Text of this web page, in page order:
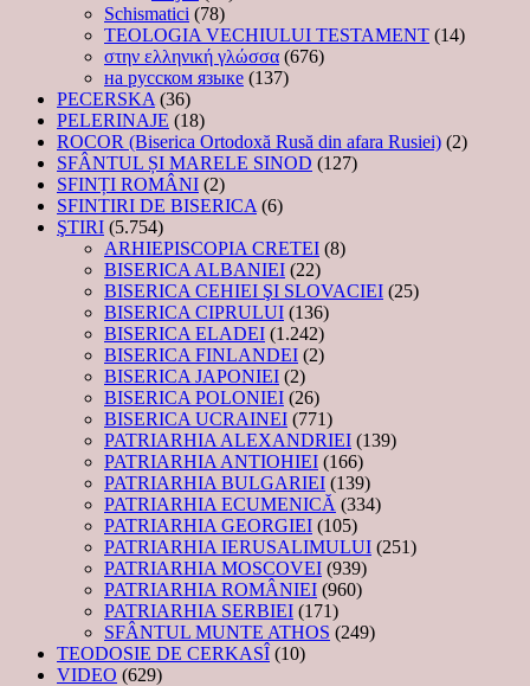
Schismatici (78)
TEOLOGIA VECHIULUI TESTAMENT (14)
στην ελληνική γλώσσα (676)
на русском языке (137)
PECERSKA (36)
PELERINAJE (18)
ROCOR (Biserica Ortodoxă Rusă din afara Rusiei) (2)
SFÂNTUL ȘI MARELE SINOD (127)
SFINȚI ROMÂNI (2)
SFINTIRI DE BISERICA (6)
ŞTIRI (5.754)
ARHIEPISCOPIA CRETEI (8)
BISERICA ALBANIEI (22)
BISERICA CEHIEI ŞI SLOVACIEI (25)
BISERICA CIPRULUI (136)
BISERICA ELADEI (1.242)
BISERICA FINLANDEI (2)
BISERICA JAPONIEI (2)
BISERICA POLONIEI (26)
BISERICA UCRAINEI (771)
PATRIARHIA ALEXANDRIEI (139)
PATRIARHIA ANTIOHIEI (166)
PATRIARHIA BULGARIEI (139)
PATRIARHIA ECUMENICĂ (334)
PATRIARHIA GEORGIEI (105)
PATRIARHIA IERUSALIMULUI (251)
PATRIARHIA MOSCOVEI (939)
PATRIARHIA ROMÂNIEI (960)
PATRIARHIA SERBIEI (171)
SFÂNTUL MUNTE ATHOS (249)
TEODOSIE DE CERKASÎ (10)
VIDEO (629)